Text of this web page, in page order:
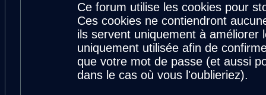
Ce forum utilise les cookies pour
Ces cookies ne contiendront
ils servent uniquement à
uniquement utilisée afin de
que votre mot de passe (et aussi
dans le cas où vous l'oublieriez).